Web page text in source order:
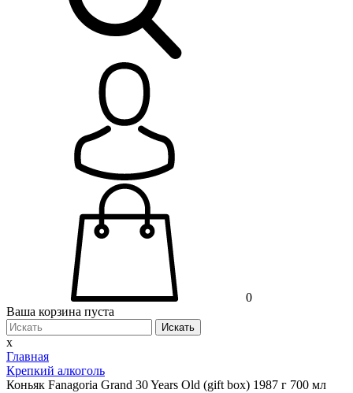
0
Ваша корзина пуста
Искать
x
Главная
Крепкий алкоголь
Коньяк Fanagoria Grand 30 Years Old (gift box) 1987 г 700 мл